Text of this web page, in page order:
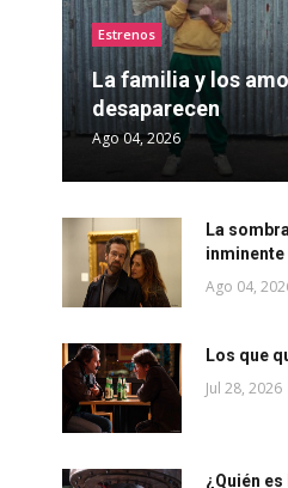
Estrenos
La familia y los
desaparecen
Ago 04, 2026
La
inminente
Ago 04,
Los que
Jul 28, 2026
¿Quién